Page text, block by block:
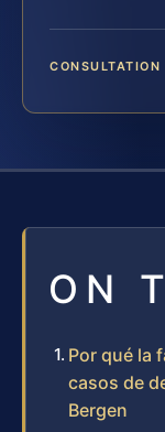
CONSULTATION
ON
Por qué la
casos de
Bergen